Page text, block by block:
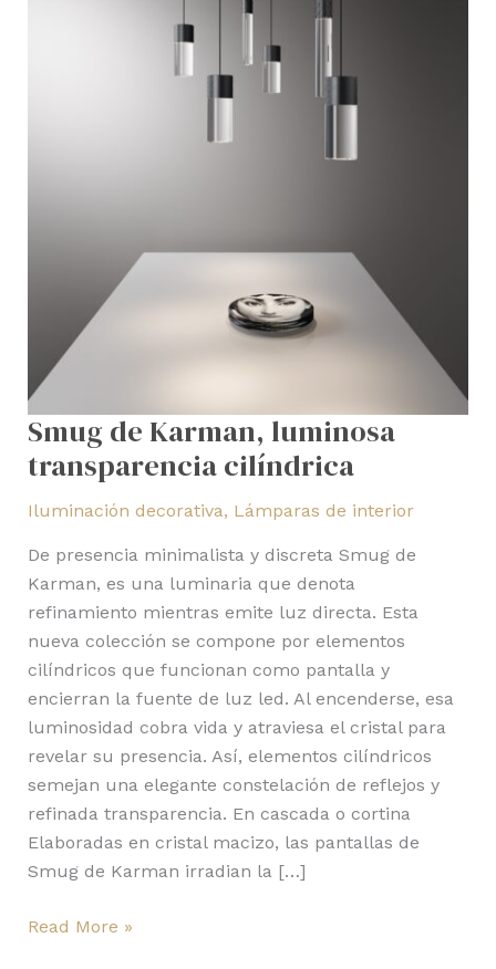
Smug de Karman, luminosa
transparencia cilíndrica
Iluminación decorativa, Lámparas de interior
De presencia minimalista y discreta Smug de
Karman, es una luminaria que denota
refinamiento mientras emite luz directa. Esta
nueva colección se compone por elementos
cilíndricos que funcionan como pantalla y
encierran la fuente de luz led. Al encenderse, esa
luminosidad cobra vida y atraviesa el cristal para
revelar su presencia. Así, elementos cilíndricos
semejan una elegante constelación de reflejos y
refinada transparencia. En cascada o cortina
Elaboradas en cristal macizo, las pantallas de
Smug de Karman irradian la […]
Read More »